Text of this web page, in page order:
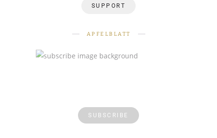
SUPPORT
APFELBLATT
SUBSCRIBE